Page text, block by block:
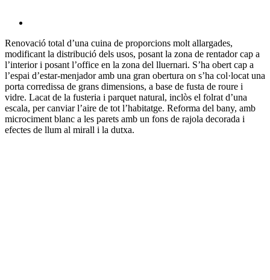
Renovació total d’una cuina de proporcions molt allargades,
modificant la distribució dels usos, posant la zona de rentador cap a
l’interior i posant l’office en la zona del lluernari. S’ha obert cap a
l’espai d’estar-menjador amb una gran obertura on s’ha col·locat una
porta corredissa de grans dimensions, a base de fusta de roure i
vidre. Lacat de la fusteria i parquet natural, inclòs el folrat d’una
escala, per canviar l’aire de tot l’habitatge. Reforma del bany, amb
microciment blanc a les parets amb un fons de rajola decorada i
efectes de llum al mirall i la dutxa.